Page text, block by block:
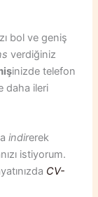
bol ve geniş
verdiğiniz
inizde telefon
daha ileri
indirerek
istiyorum.
CV-